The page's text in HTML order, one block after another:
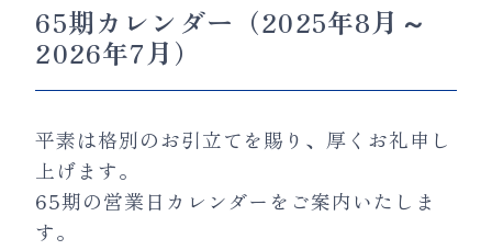
65期カレンダー（2025年8月～
2026年7月）
平素は格別のお引立てを賜り、厚くお礼申し
上げます。
65期の営業日カレンダーをご案内いたしま
す。